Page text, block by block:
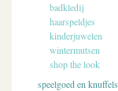
badkledij
haarspeldjes
kinderjuwelen
wintermutsen
shop the look
speelgoed en knuffels